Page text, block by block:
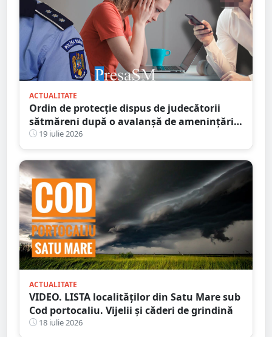
ACTUALITATE
Ordin de protecție dispus de judecătorii
sătmăreni după o avalanșă de amenințări
online. Răzbunarea unui fiu pe amanta
tatălui infidel
19 iulie 2026
ACTUALITATE
VIDEO. LISTA localităților din Satu Mare sub
Cod portocaliu. Vijelii și căderi de grindină
18 iulie 2026